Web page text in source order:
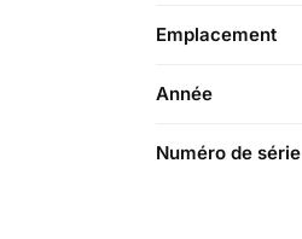
Emplacement
Année
Numéro de série